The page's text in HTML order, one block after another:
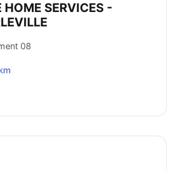
HOME SERVICES -
08